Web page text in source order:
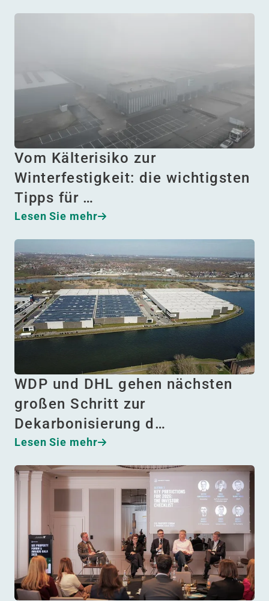
Vom Kälterisiko zur
Winterfestigkeit: die wichtigsten
Tipps für …
Lesen Sie mehr
WDP und DHL gehen nächsten
großen Schritt zur
Dekarbonisierung d…
Lesen Sie mehr